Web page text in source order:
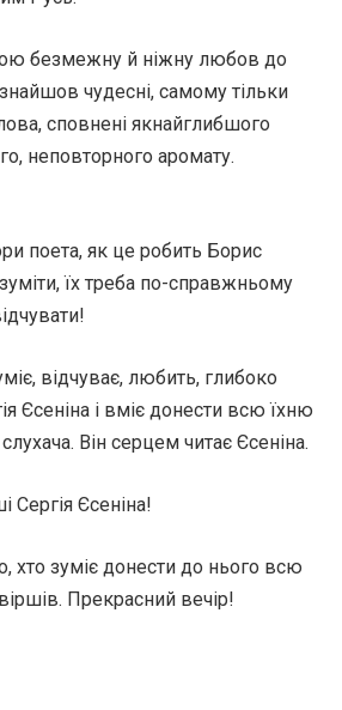
безмежну й ніжну любов до
чудесні, самому тільки
сповнені якнайглибшого
неповторного аромату.
поета, як це робить Борис
їх треба по-справжньому
відчуває, любить, глибоко
Єсеніна і вміє донести всю їхню
Він серцем читає Єсеніна.
Сергія Єсеніна!
хто зуміє донести до нього всю
Прекрасний вечір!